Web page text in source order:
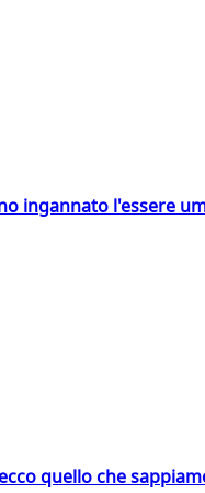
ingannato l'essere
quello che